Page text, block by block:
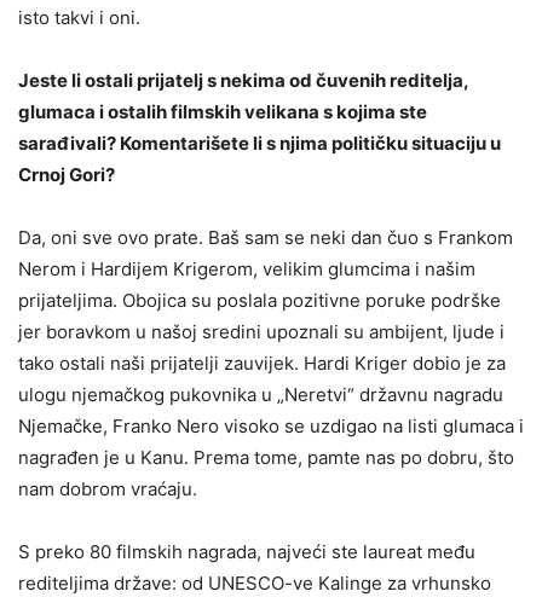
isto takvi i oni.
Jeste li ostali prijatelj s nekima od čuvenih reditelja,
glumaca i ostalih filmskih velikana s kojima ste
sarađivali? Komentarišete li s njima političku situaciju u
Crnoj Gori?
Da, oni sve ovo prate. Baš sam se neki dan čuo s Frankom
Nerom i Hardijem Krigerom, velikim glumcima i našim
prijateljima. Obojica su poslala pozitivne poruke podrške
jer boravkom u našoj sredini upoznali su ambijent, ljude i
tako ostali naši prijatelji zauvijek. Hardi Kriger dobio je za
ulogu njemačkog pukovnika u „Neretvi“ državnu nagradu
Njemačke, Franko Nero visoko se uzdigao na listi glumaca i
nagrađen je u Kanu. Prema tome, pamte nas po dobru, što
nam dobrom vraćaju.
S preko 80 filmskih nagrada, najveći ste laureat među
rediteljima države: od UNESCO-ve Kalinge za vrhunsko